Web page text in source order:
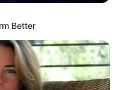
Better